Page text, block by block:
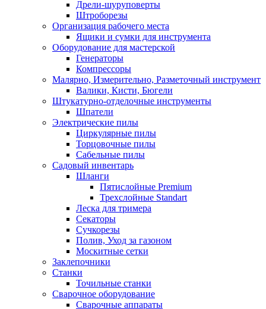
Дрели-шуруповерты
Штроборезы
Организация рабочего места
Ящики и сумки для инструмента
Оборудование для мастерской
Генераторы
Компрессоры
Малярно, Измерительно, Разметочный инструмент
Валики, Кисти, Бюгели
Штукатурно-отделочные инструменты
Шпатели
Электрические пилы
Циркулярные пилы
Торцовочные пилы
Сабельные пилы
Садовый инвентарь
Шланги
Пятислойные Premium
Трехслойные Standart
Леска для тримера
Секаторы
Сучкорезы
Полив, Уход за газоном
Москитные сетки
Заклепочники
Станки
Точильные станки
Сварочное оборудование
Сварочные аппараты